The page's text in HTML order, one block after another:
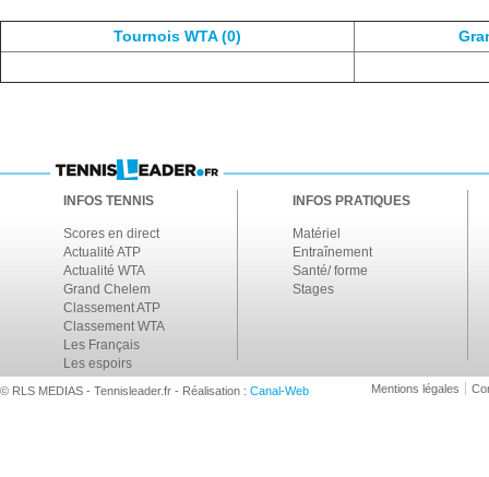
Tournois WTA (0)
INFOS TENNIS
Scores en direct
Actualité ATP
Actualité WTA
Grand Chelem
Classement ATP
Classement WTA
Les Français
Les espoirs
INFOS PRATIQUES
Matériel
Entraînement
Santé/ forme
Stages
© RLS MEDIAS - Tennisleader.fr - Réalisation : Canal-Web Mentions légales